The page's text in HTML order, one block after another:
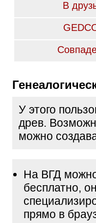
В
У этого
древ.
можно
На ВГД можно
бесплатно,
прямо в